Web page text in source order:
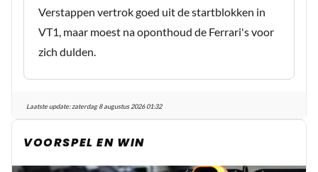
Verstappen vertrok goed uit de startblokken in
VT1, maar moest na oponthoud de Ferrari's voor
zich dulden.
Laatste update:zaterdag 8 augustus 2026 01:32
VOORSPEL EN WIN